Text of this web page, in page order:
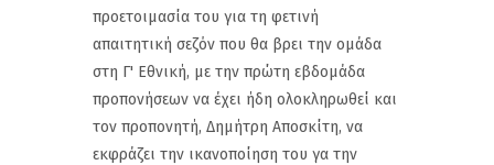
προετοιμασία του για τη φετινή
απαιτητική σεζόν που θα βρει την ομάδα
στη Γ' Εθνική, με την πρώτη εβδομάδα
προπονήσεων να έχει ήδη ολοκληρωθεί και
τον προπονητή, Δημήτρη Αποσκίτη, να
εκφράζει την ικανοποίηση του γα την